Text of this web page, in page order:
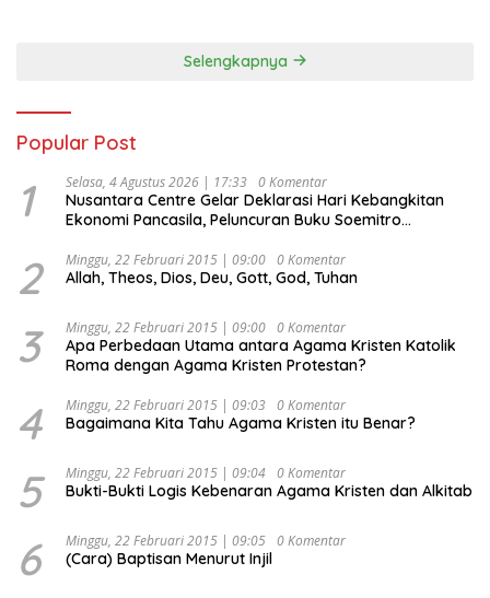
Selengkapnya
Popular Post
1 Selasa, 4 Agustus 2026 | 17:33 0 Komentar
Nusantara Centre Gelar Deklarasi Hari Kebangkitan
Ekonomi Pancasila, Peluncuran Buku Soemitro
Ekonomi Politik Indonesia) & Simposium Nasional
“Urgensi Undang-Undang Perekonomian Nasional dan
Indonesia Emas 2045”,
2 Minggu, 22 Februari 2015 | 09:00 0 Komentar
Allah, Theos, Dios, Deu, Gott, God, Tuhan
3 Minggu, 22 Februari 2015 | 09:00 0 Komentar
Apa Perbedaan Utama antara Agama Kristen Katolik
Roma dengan Agama Kristen Protestan?
4 Minggu, 22 Februari 2015 | 09:03 0 Komentar
Bagaimana Kita Tahu Agama Kristen itu Benar?
5 Minggu, 22 Februari 2015 | 09:04 0 Komentar
Bukti-Bukti Logis Kebenaran Agama Kristen dan Alkitab
6 Minggu, 22 Februari 2015 | 09:05 0 Komentar
(Cara) Baptisan Menurut Injil